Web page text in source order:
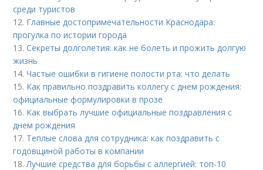
среди туристов
12. Главные достопримечательности Краснодара:
прогулка по истории города
13.Секреты долголетия: как не болеть и прожить долгую
жизнь
14.Частые ошибки в гигиене полости рта: что делать
15. Как правильно поздравить коллегу с днем рождения:
официальные формулировки в прозе
16. Как выбрать лучшие официальные поздравления с
днем рождения
17. Теплые слова для сотрудника: как поздравить с
годовщиной работы в компании
18.Лучшие средства для борьбы с аллергией: топ-10